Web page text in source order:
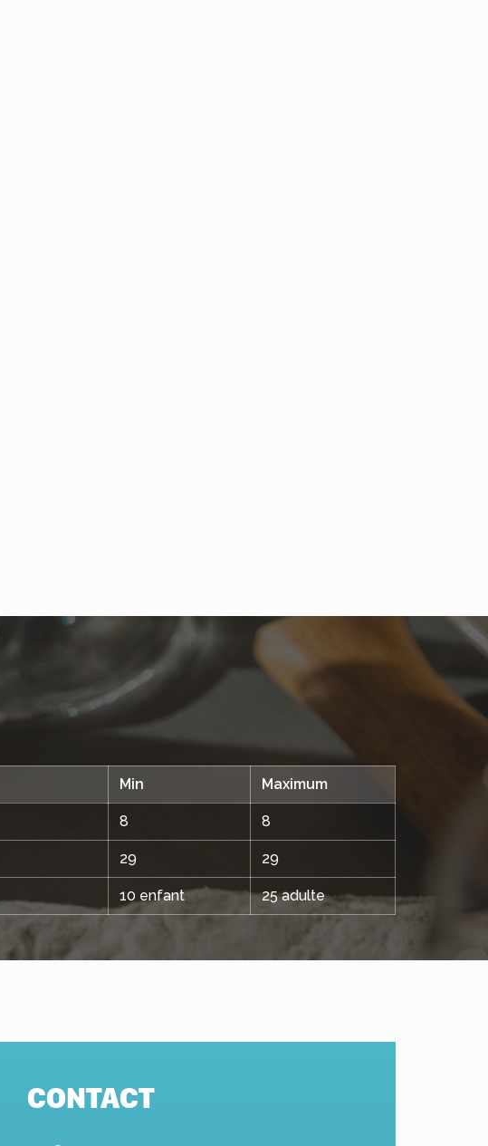
Min Maximum
8 8
29 29
10 enfant 25 adulte
CONTACT